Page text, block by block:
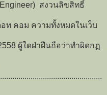
สงวนลิขสิทธิ์
ท คอม ความทั้งหมดในเว็บ
ผู้ใดฝ่าฝืนถือว่าทำผิดกฏ